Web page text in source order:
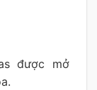
được mở